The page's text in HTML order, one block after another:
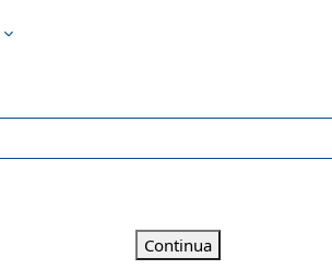
Continua